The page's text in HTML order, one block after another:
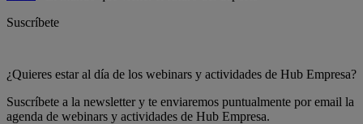
Suscríbete
¿Quieres estar al día de los webinars y actividades de Hub Empresa?
Suscríbete a la newsletter y te enviaremos puntualmente por email la
agenda de webinars y actividades de Hub Empresa.